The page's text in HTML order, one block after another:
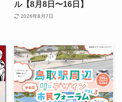
ル【8月8日〜16日】
2026年8月7日